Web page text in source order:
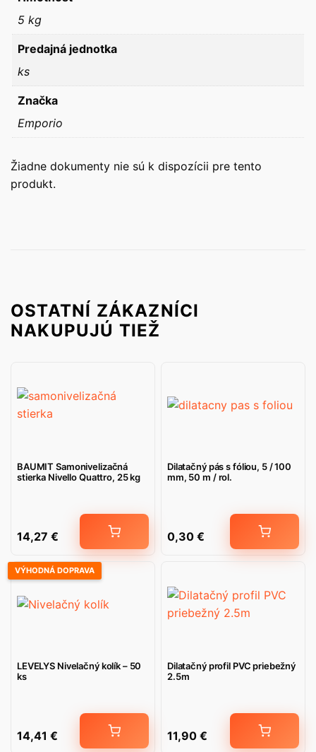
5 kg
Predajná jednotka
ks
Značka
Emporio
Žiadne dokumenty nie sú k dispozícii pre tento
produkt.
OSTATNÍ ZÁKAZNÍCI
NAKUPUJÚ TIEŽ
BAUMIT Samonivelizačná
stierka Nivello Quattro, 25 kg
14,27 €
Dilatačný pás s fóliou, 5 / 100
mm, 50 m / rol.
0,30 €
VÝHODNÁ DOPRAVA
LEVELYS Nivelačný kolík – 50
ks
14,41 €
Dilatačný profil PVC priebežný
2.5m
11,90 €